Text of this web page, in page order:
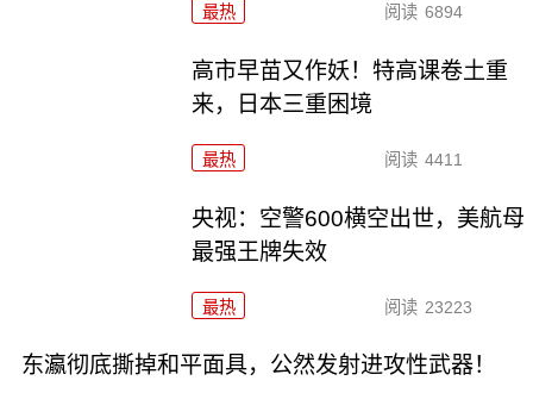
最热 阅读 6894
高市早苗又作妖！特高课卷土重
来，日本三重困境
最热 阅读 4411
央视：空警600横空出世，美航母
最强王牌失效
最热 阅读 23223
东瀛彻底撕掉和平面具，公然发射进攻性武器！